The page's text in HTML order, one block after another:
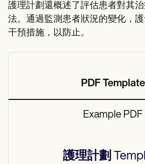
護理計劃還概述了評估患者對其
法。通過監測患者狀況的變化，
干預措施，以防止。
PDF Template
Example PDF
護理計劃